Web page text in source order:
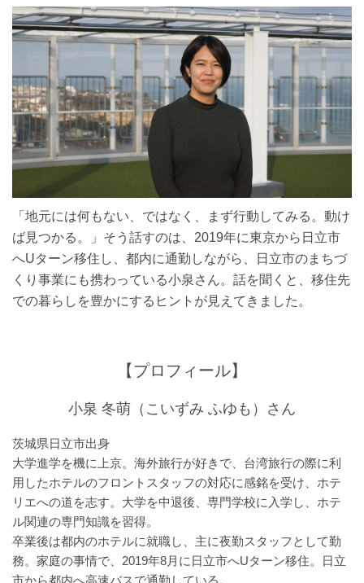
「地元には何もない、ではなく、まず行動してみる。動け
ば見つかる。」そう話すのは、2019年に東京から日立市
へUターン移住し、都内に通勤しながら、日立市のまちづ
くり事業にも携わっている小泉さん。話を聞くと、移住先
での暮らしを豊かにするヒントが見えてきました。
【プロフィール】
小泉 冬萌（こいずみ ふゆも）さん
茨城県日立市出身
大学進学を機に上京。海外旅行が好きで、台湾旅行の際に利
用したホテルのフロントスタッフの対応に感銘を受け、ホテ
リエへの道を志す。大学を中退後、専門学校に入学し、ホテ
ル関連の専門知識を習得。
卒業後は都内のホテルに就職し、主に夜勤スタッフとして勤
務。家庭の事情で、2019年8月に日立市へUターン移住。日立
市から都内へ高速バスで通勤している。